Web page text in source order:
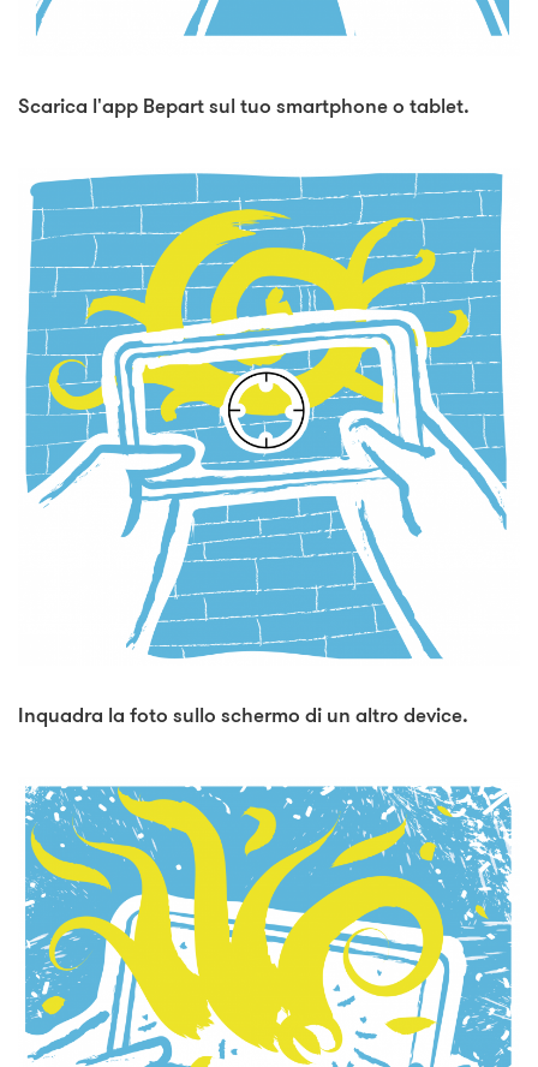
Scarica l'app Bepart sul tuo smartphone o tablet.
Inquadra la foto sullo schermo di un altro device.